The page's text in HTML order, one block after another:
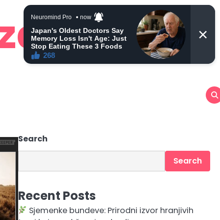
Search
Search
Recent Posts
Sjemenke bundeve: Prirodni izvor hranjivih